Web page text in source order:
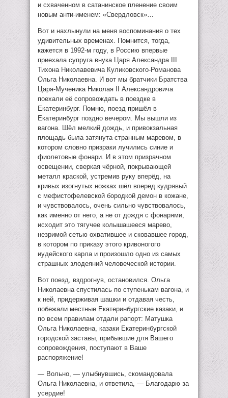
и схваченном в сатанинское пленение своим
новым анти-именем: «Свердловск»…
Вот и нахлынули на меня воспоминания о тех
удивительных временах. Помнится, тогда,
кажется в 1992-м году, в Россию впервые
приехала супруга внука Царя Александра III
Тихона Николавевича Куликовского-Романова
Ольга Николаевна. И вот мы братчики Братства
Царя-Мученика Николая II Александровича
поехали её сопровождать в поездке в
Екатеринбург. Помню, поезд пришёл в
Екатеринбург поздно вечером. Мы вышли из
вагона. Шёл мелкий дождь, и привокзальная
площадь была затянута странным маревом, в
котором словно призраки лучились синие и
фиолетовые фонари. И в этом призрачном
освещении, сверкая чёрной, покрывающей
металл краской, устремив руку вперёд, на
кривых изогнутых ножках шёл вперед кудрявый
с мефистофелевской бородкой демон в кожане,
и чувствовалось, очень сильно чувствовалось,
как именно от него, а не от дождя с фонарями,
исходит это тягучее колышашееся марево,
незримой сетью охватившее и сковавшее город,
в котором по приказу этого кривоногого
иудейского карла и произошло одно из самых
страшных злодеяний человеческой истории.
Вот поезд, вздрогнув, остановился. Ольга
Николаевна спустилась по ступенькам вагона, и
к ней, придерживая шашки и отдавая честь,
побежали местные Екатеринбургские казаки, и
по всем правилам отдали рапорт: Матушка
Ольга Николаевна, казаки Екатеринбургской
городской заставы, прибывшие для Вашего
сопровождения, поступают в Ваше
распоряжение!
— Вольно, — улыбнувшись, скомандовала
Ольга Николаевна, и ответила, — Благодарю за
усердие!